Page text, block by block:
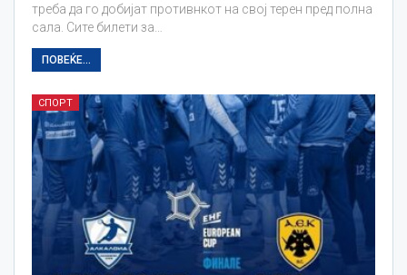
треба да го добијат противнкот на свој терен пред полна
сала. Сите билети за…
ПОВЕЌЕ...
СПОРТ